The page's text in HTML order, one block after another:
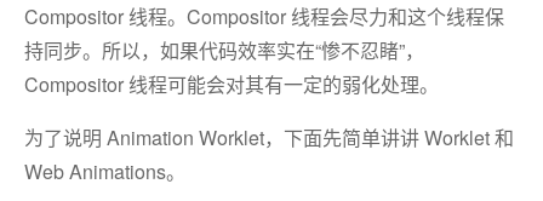
Compositor 线程。Compositor 线程会尽力和这个线程保
持同步。所以，如果代码效率实在“惨不忍睹”，
Compositor 线程可能会对其有一定的弱化处理。
为了说明 Animation Worklet，下面先简单讲讲 Worklet 和
Web Animations。